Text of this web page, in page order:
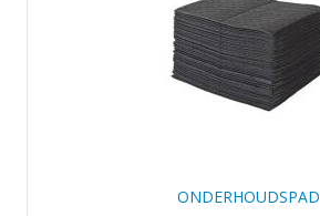
ONDERHOUDSPAD